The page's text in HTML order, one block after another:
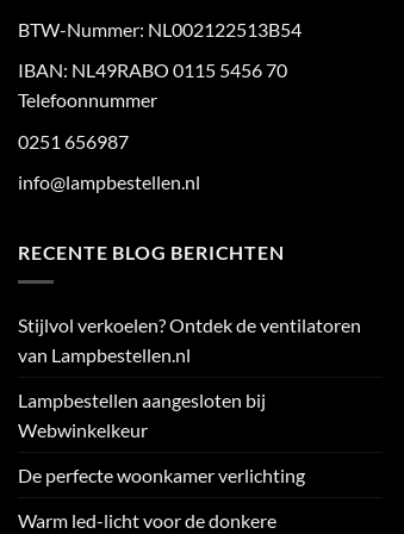
BTW-Nummer: NL002122513B54
IBAN: NL49RABO 0115 5456 70
Telefoonnummer
0251 656987
info@lampbestellen.nl
RECENTE BLOG BERICHTEN
Stijlvol verkoelen? Ontdek de ventilatoren
van Lampbestellen.nl
Lampbestellen aangesloten bij
Webwinkelkeur
De perfecte woonkamer verlichting
Warm led-licht voor de donkere